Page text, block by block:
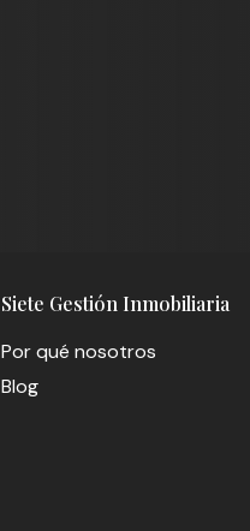
Siete Gestión Inmobiliaria
Por qué nosotros
Blog